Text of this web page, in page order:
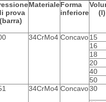
prova
(barra)
MaterialeForma
inferiore
(l)
34CrMo4 Concavo15
16
18
20
40
50
34CrMo4 Concavo30